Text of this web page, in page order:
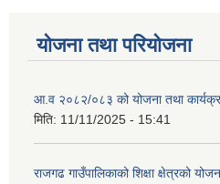
योजना तथा परियोजना
आ.व २०८२/०८३ को योजना तथा
मिति: 11/11/2025 - 15:41
राजगढ गाउँपालिकाको शिक्षा क्षेत्रको